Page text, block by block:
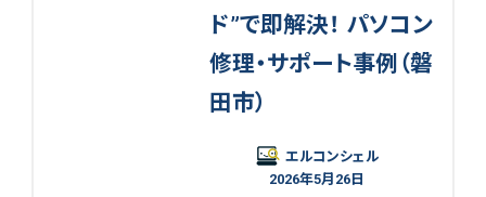
ド”で即解決！ パソコン
修理・サポート事例（磐
田市）
エルコンシェル
2026年5月26日